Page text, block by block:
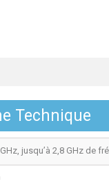
Technique
jusqu’à 2,8 GHz de